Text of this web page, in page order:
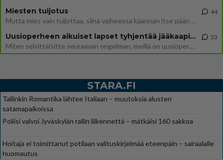
Miesten tuijotus
Mutta mies vain tuijottaa, siinä vaiheessa käännän itse pään pois. Mikä juttu? Yleensä jos joku tuijottaa tai katsoo, hä
44
Uusioperheen aikuiset lapset tyhjentää jääkaapin käydessään
Miten selvittäisitte seuraavan ongelman, meillä on uusioperhe, minulla teini-ikäiset lapset ja puolisolla aikuiset, jotk
53
STARA.FI
Tallinkin Romantika lähtee Italiaan – muutoksia alusten
satamapaikoissa
Poliisi valvoi Jyväskylän rallin liikennettä – mätkäisi 160 sakkoa
Hoitaja ei toimittanut potilaan valituskirjelmää eteenpäin – sairaalalle
huomautus